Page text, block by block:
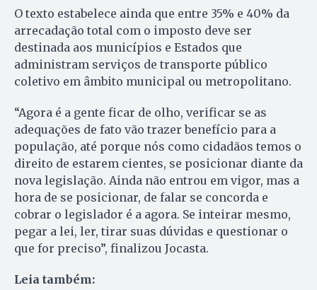
O texto estabelece ainda que entre 35% e 40% da
arrecadação total com o imposto deve ser
destinada aos municípios e Estados que
administram serviços de transporte público
coletivo em âmbito municipal ou metropolitano.
“Agora é a gente ficar de olho, verificar se as
adequações de fato vão trazer benefício para a
população, até porque nós como cidadãos temos o
direito de estarem cientes, se posicionar diante da
nova legislação. Ainda não entrou em vigor, mas a
hora de se posicionar, de falar se concorda e
cobrar o legislador é a agora. Se inteirar mesmo,
pegar a lei, ler, tirar suas dúvidas e questionar o
que for preciso”, finalizou Jocasta.
Leia também: